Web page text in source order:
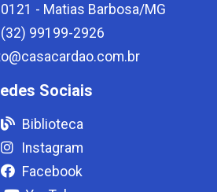
- Matias Barbosa/MG
(32) 99199-2926
Sociais
Biblioteca
Instagram
Facebook